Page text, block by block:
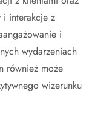
i interakcje z
i
wydarzeniach
również może
wizerunku